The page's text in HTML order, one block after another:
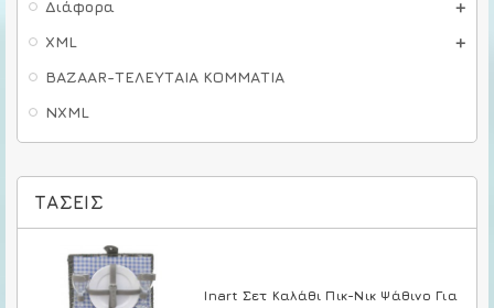
Διάφορα
XML
BAZAAR-ΤΕΛΕΥΤΑΙΑ ΚΟΜΜΑΤΙΑ
NXML
ΤΆΣΕΙΣ
Inart Σετ Καλάθι Πικ-Νικ Ψάθινο Για